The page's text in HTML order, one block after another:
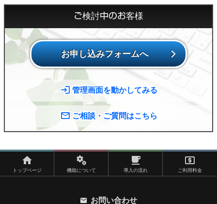
ご検討中のお客様
お申し込みフォームへ
管理画面を動かしてみる
ご相談・ご質問はこちら
トップページ 機能について 導入の流れ ご利用料金
お問い合わせ